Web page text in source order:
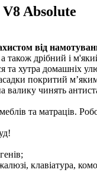
Absolute
від
дрібний і
та хутра домашніх
покритий
валику чинять
та матраців.
клавіатура,